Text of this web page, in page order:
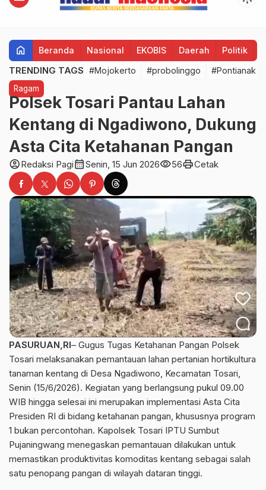
home Beranda Nasional EKOBIS Daerah Politik
TRENDING TAGS #Mojokerto #probolinggo #Pontianak
Ragam
Polsek Tosari Pantau Lahan
Kentang di Ngadiwono, Dukung
Asta Cita Ketahanan Pangan
account_circleRedaksi Pagicalendar_monthSenin, 15 Jun 2026visibility56printCetak
PASURUAN,RI– Gugus Tugas Ketahanan Pangan Polsek
Tosari melaksanakan pemantauan lahan pertanian hortikultura
tanaman kentang di Desa Ngadiwono, Kecamatan Tosari,
Senin (15/6/2026). Kegiatan yang berlangsung pukul 09.00
WIB hingga selesai ini merupakan implementasi Asta Cita
Presiden RI di bidang ketahanan pangan, khususnya program
1 bukan percontohan. Kapolsek Tosari IPTU Sumbut
Pujaningwang menegaskan pemantauan dilakukan untuk
memastikan produktivitas komoditas kentang sebagai salah
satu penopang pangan di wilayah dataran tinggi.